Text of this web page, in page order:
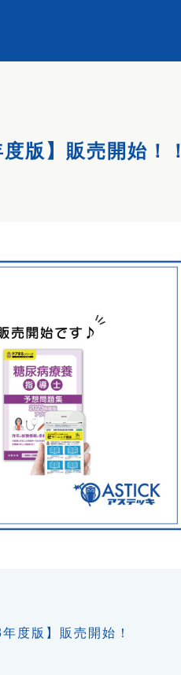
版】販売開始！！
度版】販売開始！